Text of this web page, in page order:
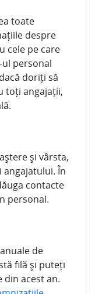
toate
despre
cele pe care
personal
doriți să
toți angajații,
și vârsta,
În
contacte
personal.
de
filă și puteți
acest an.